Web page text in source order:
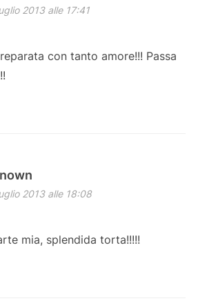
2013 alle 17:41
con tanto amore!!! Passa
2013 alle 18:08
mia, splendida torta!!!!!